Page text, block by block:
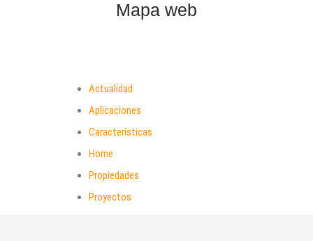
Mapa web
Actualidad
Aplicaciones
Características
Home
Propiedades
Proyectos